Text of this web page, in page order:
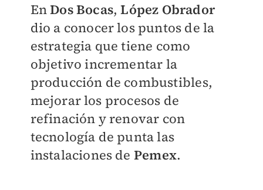
EnDos Bocas, López Obrador
dio a conocer los puntos de la
estrategia que tiene como
objetivo incrementar la
producción de combustibles,
mejorar los procesos de
refinación y renovar con
tecnología de punta las
instalaciones de Pemex.